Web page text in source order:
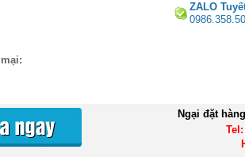
ZALO
Ngại đặt